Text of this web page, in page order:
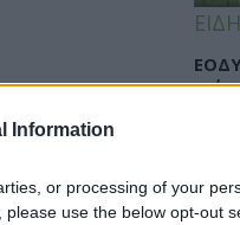
Information
or processing of your
use the below opt-out